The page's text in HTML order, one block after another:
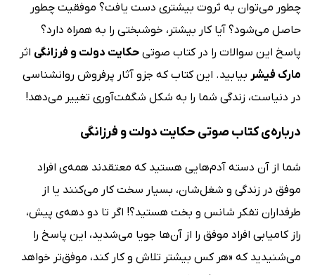
چطور می‌توان به ثروت بیشتری دست یافت؟ موفقیت چطور
حاصل می‌شود؟ آیا کار بیشتر، خوشبختی را به همراه دارد؟
پاسخ این سوالات را در کتاب صوتی حکایت دولت و فرزانگی اثر
مارک فیشر بیابید. این کتاب که جزو آثار پرفروش روانشناسی
در دنیاست، زندگی شما را به شکل شگفت‌آوری تغییر می‌دهد!
درباره‌ی کتاب صوتی حکایت دولت و فرزانگی
شما از آن دسته آدم‌‌هایی هستید که معتقدند همه‌ی افراد
موفق در زندگی و شغل‌شان،‌ بسیار سخت کار می‌کنند یا از
طرفداران تفکر شانس و بخت هستید؟! اگر تا دو دهه‌ی پیش،‌
راز کامیابی افراد موفق را از آن‌ها جویا می‌شدید،‌ این پاسخ را
می‌شنیدید که «هر کس بیشتر تلاش و کار کند، موفق‌تر خواهد